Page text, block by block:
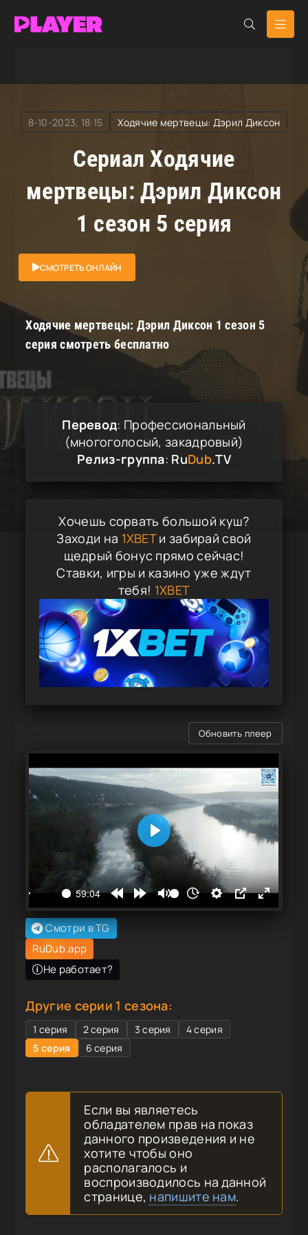
»
Ходячие мертвецы: Дэрил Диксон
8-10-2023, 18:15 Ходячие мертвецы: Дэрил Диксон
Сериал Ходячие
мертвецы: Дэрил Диксон
1 сезон 5 серия
СМОТРЕТЬ ОНЛАЙН
Ходячие мертвецы: Дэрил Диксон 1 сезон 5
серия смотреть бесплатно
Обновить плеер
Смотри в TG
RuDub.app
Не работает?
Другие серии 1 сезона:
1 серия 2 серия 3 серия
4 серия
5 серия
6 серия
Если вы являетесь
обладателем прав на показ
данного произведения и не
хотите чтобы оно
располагалось и
воспроизводилось на данной
странице, напишите нам.
Перевод: Профессиональный
(многоголосый, закадровый)
Релиз-группа: RuDub.TV
Хочешь сорвать большой куш?
Заходи на 1XBETи забирай свой
щедрый бонус прямо сейчас!
Ставки, игры и казино уже ждут
тебя! 1XBET